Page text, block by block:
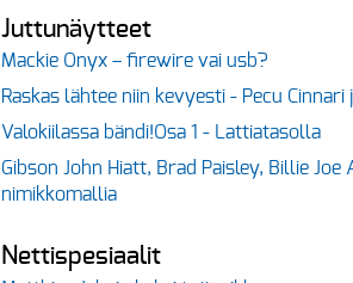
Juttunäytteet
Mackie Onyx – firewire vai usb?
Raskas lähtee niin kevyesti - Pecu
Valokiilassa bändi!Osa 1 - Lattiatasolla
Gibson John Hiatt, Brad Paisley, Billie
nimikkomallia
Nettispesiaalit